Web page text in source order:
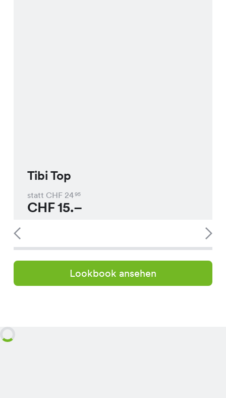
Tibi Top
statt CHF 2495
CHF15.–
Lookbook ansehen